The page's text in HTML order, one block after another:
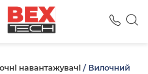
навантажувачі
Вилочний